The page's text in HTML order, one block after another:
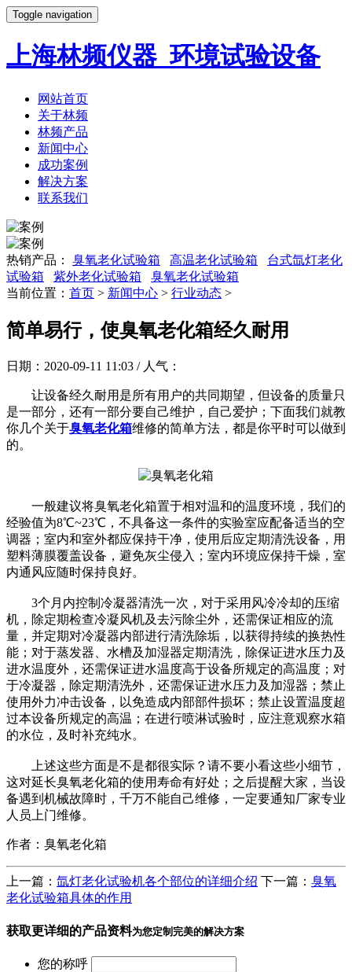
Toggle navigation
上海林频仪器_环境试验设备
网站首页
关于林频
林频产品
新闻中心
成功案例
解决方案
联系我们
热销产品： 臭氧老化试验箱 高温老化试验箱
台式氙灯老化
试验箱
紫外老化试验箱
臭氧老化试验箱
当前位置： 首页 > 新闻中心 > 行业动态 >
简单易行，使臭氧老化箱经久耐用
日期：2020-09-11 11:03 / 人气：
让设备经久耐用是所有用户的共同期望，但设备的质量只
是一部分，还有一部分要自己维护，自己爱护；下面我们就教
你几个关于臭氧老化箱维修的简单方法，都是你平时可以做到
的。
一般建议将臭氧老化箱置于相对温和的温度环境，我们的
经验值为8℃~23℃，不具备这一条件的实验室应配备适当的空
调器；室内和室外都应保持干净，使用后应定期清洗设备，用
塑料薄膜覆盖设备，避免灰尘侵入；室内环境应保持干燥，室
内通风应随时保持良好。
3个月内控制冷凝器清洗一次，对于采用风冷冷却的压缩
机，除定期检查冷凝风机及去污除尘外，还需保证相应的流
量，并定期对冷凝器内部进行清洗除垢，以获得持续的换热性
能；对于蒸发器、水槽及加湿器定期清洗，除保证进水压力及
进水温度外，还需保证进水温度高于设备所规定的高温度；对
于冷凝器，除定期清洗外，还需保证进水压力及加湿器；禁止
使用外力冲击设备，以免造成内部部件损坏；禁止设置温度超
过本设备所规定的高温；在进行喷淋试验时，应注意观察水箱
的水位，及时补充纯水。
上述这些方面是不是都很实际？请不要小看这些小细节，
这对延长臭氧老化箱的使用寿命有好处；之后提醒大家，当设
备遇到机械故障时，千万不能自己维修，一定要通知厂家专业
人员上门维修。
作者：臭氧老化箱
上一篇： 氙灯老化试验机各个部位的详细介绍 下一篇： 臭氧
老化试验箱具体的作用
获取更详细的产品资料为您定制完美的解决方案
您的称呼